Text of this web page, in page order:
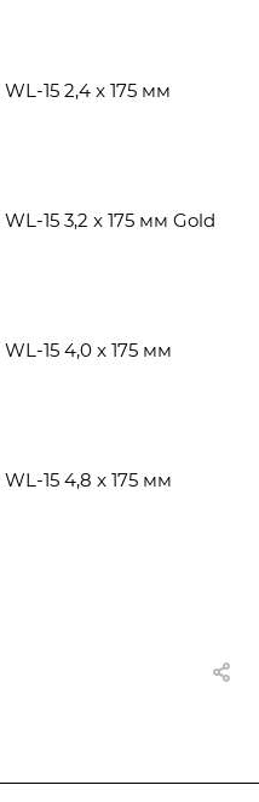
15 2,4 x 175 мм
15 3,2 x 175 мм Gold
15 4,0 x 175 мм
15 4,8 x 175 мм